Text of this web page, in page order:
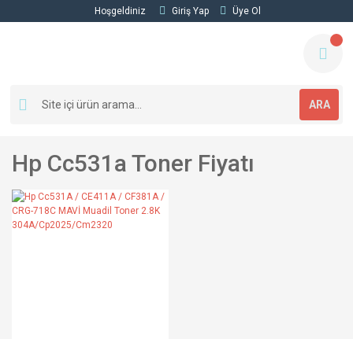
Hoşgeldiniz Giriş Yap Üye Ol
ARA
Hp Cc531a Toner Fiyatı